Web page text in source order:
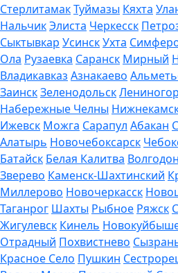
СтерлитамакТуймазы Кяхта
НальчикЭлиста Черкесск
Сыктывкар УсинскУхта
Ола Рузаевка Саранск Мирный
Владикавказ Азнакаево
ЗаинскЗеленодольск
Набережные Челны
Ижевск Можга Сарапул Абакан
Алатырь Новочебоксарск
Батайск Белая Калитва
Зверево Каменск-Шахтинский
Миллерово Новочеркасск
Таганрог Шахты Рыбное Ряжск
Жигулевск Кинель
Отрадный Похвистнево
Красное Село Пушкин